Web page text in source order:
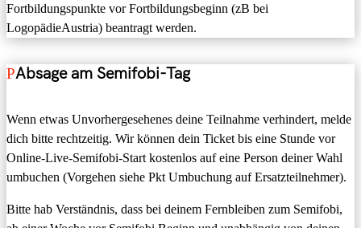
Fortbildungspunkte vor Fortbildungsbeginn (zB bei
LogopädieAustria) beantragt werden.
Absage am Semifobi-Tag
Wenn etwas Unvorhergesehenes deine Teilnahme verhindert, melde
dich bitte rechtzeitig. Wir können dein Ticket bis eine Stunde vor
Online-Live-Semifobi-Start kostenlos auf eine Person deiner Wahl
umbuchen (Vorgehen siehe Pkt Umbuchung auf Ersatzteilnehmer).
Bitte hab Verständnis, dass bei deinem Fernbleiben zum Semifobi,